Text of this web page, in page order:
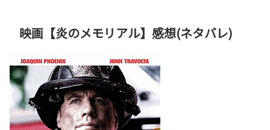
映画【炎のメモリアル】感想(ネタバレ)